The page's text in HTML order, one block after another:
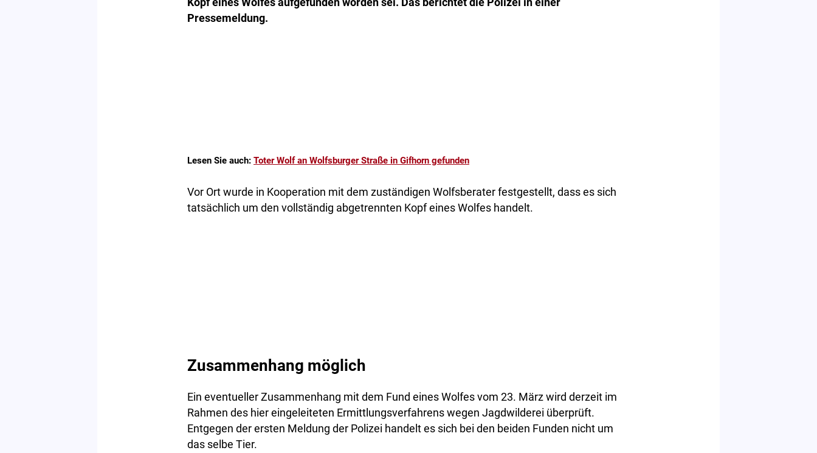
Pressemeldung.
Lesen Sie auch: Toter Wolf an Wolfsburger Straße in Gifhorn gefunden
Vor Ort wurde in Kooperation mit dem zuständigen Wolfsberater festgestellt, dass es sich
tatsächlich um den vollständig abgetrennten Kopf eines Wolfes handelt.
Zusammenhang möglich
Ein eventueller Zusammenhang mit dem Fund eines Wolfes vom 23. März wird derzeit im
Rahmen des hier eingeleiteten Ermittlungsverfahrens wegen Jagdwilderei überprüft.
Entgegen der ersten Meldung der Polizei handelt es sich bei den beiden Funden nicht um
das selbe Tier.